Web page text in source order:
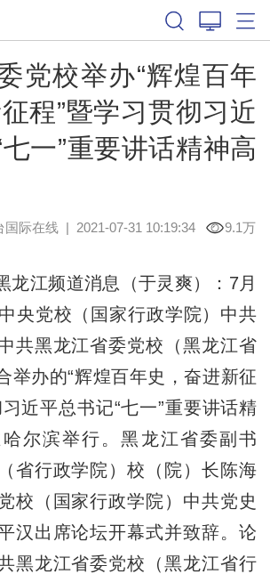
党校举办“辉煌百年
程”暨学习贯彻习近
一”重要讲话精神高
国际在线| 2021-07-31 10:19:34 9.1万
江频道消息（于灵爽）：7月
央党校（国家行政学院）中共
共黑龙江省委党校（黑龙江省
举办的“辉煌百年史，奋进新征
近平总书记“七一”重要讲话精
尔滨举行。黑龙江省委副书
省行政学院）校（院）长陈海
校（国家行政学院）中共党史
汉出席论坛开幕式并致辞。论
黑龙江省委党校（黑龙江省行